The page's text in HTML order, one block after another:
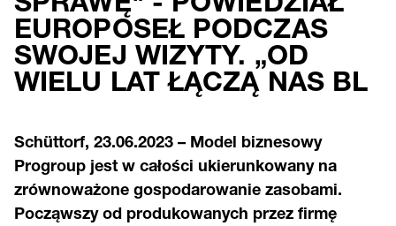
EUROPOSEŁ PODCZAS
SWOJEJ WIZYTY. „OD
WIELU LAT ŁĄCZĄ NAS BL
Schüttorf, 23.06.2023 – Model biznesowy
Progroup jest w całości ukierunkowany na
zrównoważone gospodarowanie zasobami.
Począwszy od produkowanych przez firmę